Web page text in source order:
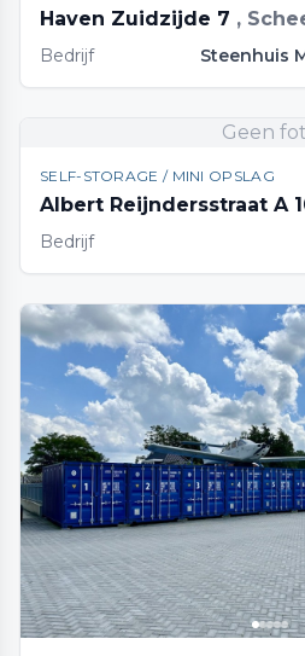
Haven Zuidzijde 7 ,
Bedrijf Steenhuis
Geen
SELF-STORAGE / MINI OPSLAG
Albert Reijndersstraat A
Bedrijf